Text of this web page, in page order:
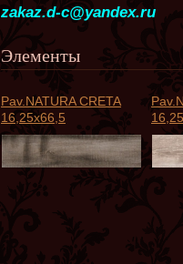
zakaz.d-c@yandex.ru
Элементы
Pav.NATURA CRETA
16,25x66,5